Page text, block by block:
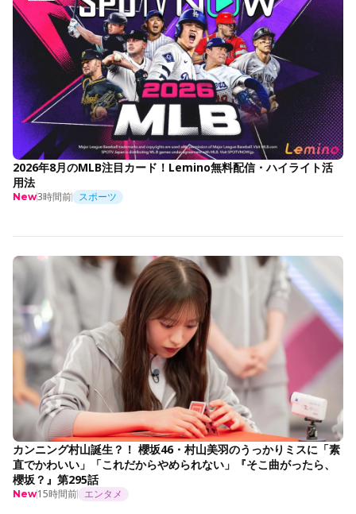
2026年8月のMLB注目カード！Lemino無料配信・ハイライト活
用法
New3時間前 スポーツ
カンニング村山誕生？！ 櫻坂46・村山美羽のうっかりミスに「素
直でかわいい」「これだからやめられない」『そこ曲がったら、
櫻坂？』第295話
New15時間前 エンタメ